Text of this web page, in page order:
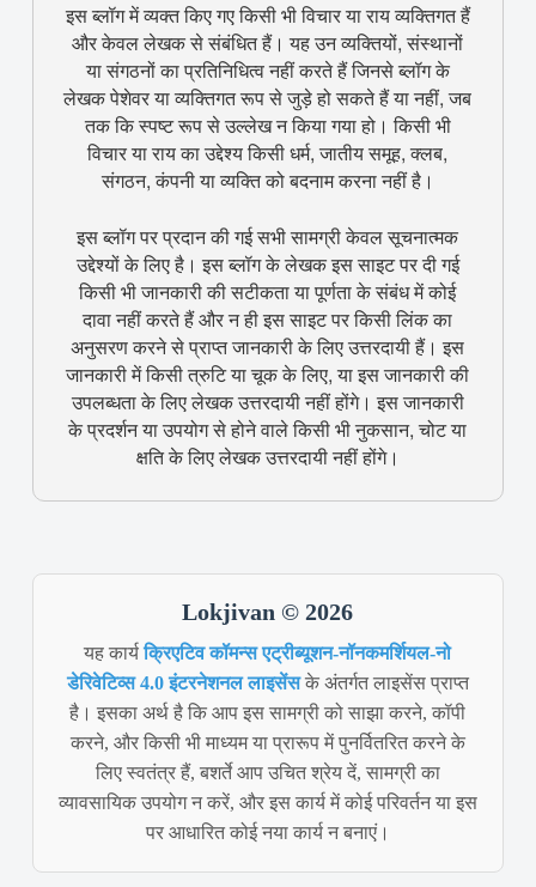
इस ब्लॉग में व्यक्त किए गए किसी भी विचार या राय व्यक्तिगत हैं
और केवल लेखक से संबंधित हैं। यह उन व्यक्तियों, संस्थानों
या संगठनों का प्रतिनिधित्व नहीं करते हैं जिनसे ब्लॉग के
लेखक पेशेवर या व्यक्तिगत रूप से जुड़े हो सकते हैं या नहीं, जब
तक कि स्पष्ट रूप से उल्लेख न किया गया हो। किसी भी
विचार या राय का उद्देश्य किसी धर्म, जातीय समूह, क्लब,
संगठन, कंपनी या व्यक्ति को बदनाम करना नहीं है।
इस ब्लॉग पर प्रदान की गई सभी सामग्री केवल सूचनात्मक
उद्देश्यों के लिए है। इस ब्लॉग के लेखक इस साइट पर दी गई
किसी भी जानकारी की सटीकता या पूर्णता के संबंध में कोई
दावा नहीं करते हैं और न ही इस साइट पर किसी लिंक का
अनुसरण करने से प्राप्त जानकारी के लिए उत्तरदायी हैं। इस
जानकारी में किसी त्रुटि या चूक के लिए, या इस जानकारी की
उपलब्धता के लिए लेखक उत्तरदायी नहीं होंगे। इस जानकारी
के प्रदर्शन या उपयोग से होने वाले किसी भी नुकसान, चोट या
क्षति के लिए लेखक उत्तरदायी नहीं होंगे।
Lokjivan © 2026
यह कार्यक्रिएटिव कॉमन्स एट्रीब्यूशन-नॉनकमर्शियल-नो
डेरिवेटिव्स 4.0 इंटरनेशनल लाइसेंसके अंतर्गत लाइसेंस प्राप्त
है। इसका अर्थ है कि आप इस सामग्री को साझा करने, कॉपी
करने, और किसी भी माध्यम या प्रारूप में पुनर्वितरित करने के
लिए स्वतंत्र हैं, बशर्ते आप उचित श्रेय दें, सामग्री का
व्यावसायिक उपयोग न करें, और इस कार्य में कोई परिवर्तन या इस
पर आधारित कोई नया कार्य न बनाएं।